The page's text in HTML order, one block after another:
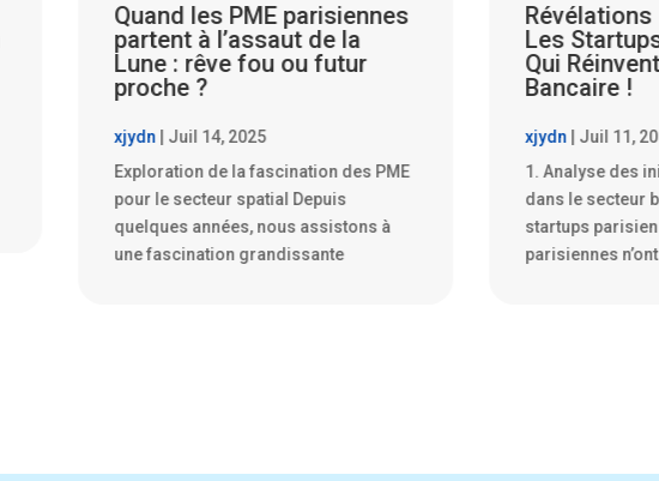
Révélations Choquantes :
Les Startups Parisiennes
Qui Réinventent le Système
Bancaire !
xjydn
Juil 11, 2025
1. Analyse des initiatives disruptives
dans le secteur bancaire par les
startups parisiennes Les startups
parisiennes n’ont pas froid
PME
l’Art de la
Locale
xjydn
Juil 11,
Les
vivier
parisiennes ne
symbole de la